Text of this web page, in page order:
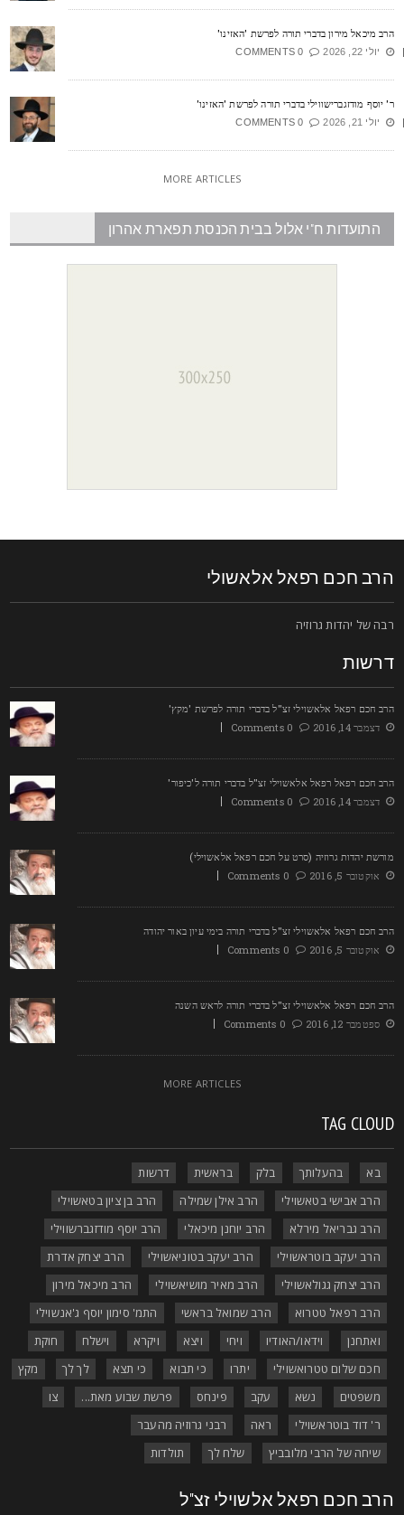
מיכאל מירון בדברי תורה לפרשת 'האזינו'
יולי 22, 2026 0 COMMENTS
יוסף מודזגברישווילי בדברי תורה לפרשת 'האזינו'
יולי 21, 2026 0 COMMENTS
MORE ARTICLES
התועדות ח"י אלול בבית הכנסת תפארת אהרון
חכם רפאל אלאשולי
של יהדות גרוזיה
חכם רפאל אלאשוילי זצ"ל בדברי תורה לפרשת 'מקץ'
דצמבר 14, 2016
0 Comments
חכם רפאל רפאל אלאשוילי זצ"ל בדברי תורה ל'כיפור'
דצמבר 14, 2016
0 Comments
יהדות גרוזיה (סרט על חכם רפאל אלאשוילי)
אוקטובר 5, 2016
0 Comments
חכם רפאל אלאשוילי זצ"ל בדברי תורה בימי עיון באור יהודה
אוקטובר 5, 2016
0 Comments
חכם רפאל אלאשוילי זצ"ל בדברי תורה לראש השנה
ספטמבר 12, 2016
0 Comments
MORE ARTICLES
TAG
בא בהעלותך בלק בראשית
דרשות
הרב אבישי בטאשוילי
הרב אילן שמילה
הרב בן ציון בטאשוילי
הרב גבריאל מירלא
הרב יוחנן מיכאלי
הרב יוסף מודזגברשווילי
הרב יעקב בוטראשוילי
הרב יעקב בטוניאשוילי
הרב יצחק אדרת
הרב יצחק גגולאשוילי
הרב מאיר מושיאשוילי
הרב מיכאל מירון
הרב רפאל טטרוא
הרב שמואל בראשי
התמ' סימון יוסף ג'אנשוילי
ואתחנן
וידאו/האודיו ויחי ויצא ויקרא וישלח
חוקת
חכם שלום טטרואשוילי
יתרו כי תבוא כי תצא לך לך
מקץ
משפטים
נשא עקב פינחס פרשת שבוע מאת...
ר' דוד בוטראשוילי
ראה
רבני גרוזיה מהעבר
שיחה של הרבי מלובביץ
שלח לך תולדות
חכם רפאל אלשוילי זצ"ל